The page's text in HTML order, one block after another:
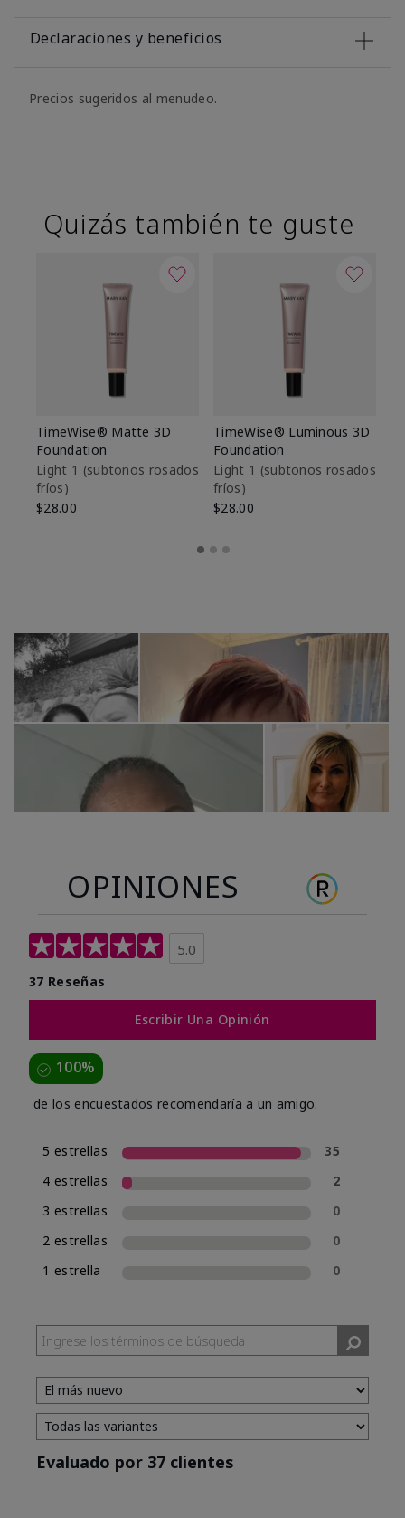
Declaraciones y beneficios
Precios sugeridos al menudeo.
Quizás también te guste
TimeWise® Matte 3D
Foundation
Light 1​ (subtonos rosados
fríos)
$28.00
TimeWise® Luminous 3D
Foundation
Light 1​ (subtonos rosados
fríos)
$28.00
OPINIONES
5.0
37 Reseñas
Escribir Una Opinión
100%
de los encuestados recomendaría a un amigo.
5 estrellas
35
4 estrellas
2
3 estrellas
0
2 estrellas
0
1 estrella
0
Evaluado por 37 clientes